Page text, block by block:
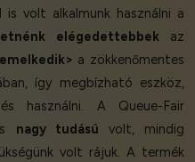
is volt alkalmunk használni a
elégedettebbekaz
a zökkenőmentes
így megbízható eszköz,
használni. A Queue-Fair
nagy tudású volt, mindig
volt rájuk. A termék